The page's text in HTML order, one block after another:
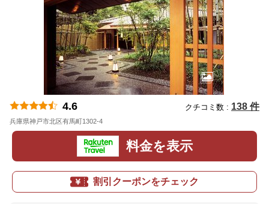
4.6 クチコミ数 : 138 件
兵庫県神戸市北区有馬町1302-4
料金を表示
割引クーポンをチェック